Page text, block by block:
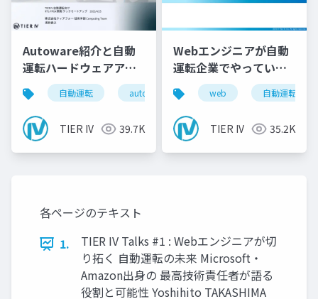
Autoware紹介と自動
運転ハードウェアアー
キテクチャ
自動運転 autoware tieriv fpga
TIER IV 39.7K
Webエンジニアが自動
運転企業でやっている
こと
web 自動運転
TIER IV 35.2K
各ページのテキスト
1.
TIER IV Talks #1 : Webエンジニアが切
り拓く 自動運転の未来 Microsoft・
Amazon出身の 最高技術責任者が語る
役割と可能性 Yoshihito TAKASHIMA